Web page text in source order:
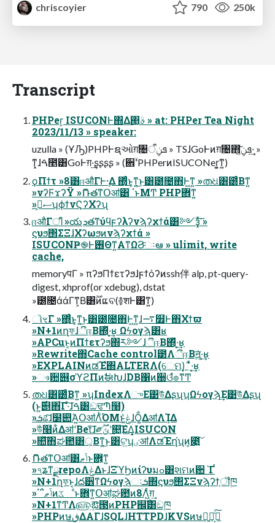
chriscoyier
790 250k
Transcript
PHPer͕ ISUCONͰ΍Δ΂͖ࣄ » at: PHPer Tea Night
2023/11/13 » speaker:
uzulla » (ҰԠ)PHPͰຊઓग़৔ܦݧऀ » TSɺGoͰͷग़৔΋ܦݧ͍ͯ͠·͢ »
ͳ͓ɺࠓ೥͸GoͰग़·͢ʂʂʂʂ » (਎ۙʹPHPerͷISUCONer͕͍ͳ͍)
ϙΠϯτ »8ׂ͸ஈऔΓͰܾ·Δ ΍ͬͨ͜ͱ͕ͳ͍͜ͱ͸౰೔΋Ͱ͖ͳ͍ »തଧ͸౰ͨΒͳ͍
»νʔϜϫʔΫ »ޮՌతͳՕॴ͸ ΄ͱΜͲ PHPؔ܎ͳ͍
»ސ٬͕ʮϕϯνϚʔΧʔʯ
ஈऔΓീׂ »యܕతͳύϥϝʔλʔνϡʔχϯά͸༻ҙ͓ͯ͘͠ »
ϛυϧ΢ΣΞɺΧʔωϧͷνϡʔχϯά »
ISUCONҎ֎Ͱ࢖Θͳ͍Α͏ͳΩϨͨઃఆ » ulimit, write
cache,
memoryपΓ » πʔϧΠϯετʔϧɺϝϯόʔͷssh伴 alp, pt-query-
digest, xhprof(or xdebug), dstat
»౰೔άάΓͳ͕Β͸࣌ؒͷແବ(࿅शͰ͸ͳ͍)
ૉৼΓ »΍ͬͨ͜ͱ͕ͳ͍͜ͱ͸౰೔΋Ͱ͖ͳ͍ɺ࠷௿Ͱ΋Χϯϖ
»N+1ͷղফɺීஈ͔Β΍ͬͯ·͔͢ʁ Ωϟογϡ͸ʁ
»APCuͱ͔ͷΠϯετʔϧ΍ར༻ɺීஈ͔Β΍ͬͯ·͔͢ʁ
»Rewrite΍Cache control౳Λීஈ͔Βॻ͍ͯ·͔͢ʁ
»EXPLAINͷಡΈํ΍ALTERΛ(େମ)͓΅͑ͯ·͔͢ʁ
»ෳ਺୆σϓϩΠͷࣗಈԽɺDB΁ͷ઀ଓํ๏ͳͲ
തଧ͸౰ͨΒͳ͍ »ʮIndexΛுΕ͹উͯΔʂʯʮΩϟογϡ͢Ε͹উͯΔʂʯ
(ͱ͍͏࣌୅΋͋Γ·ͨ͠ɺࠓ͸ඞਢՊ໨)
»ܭଌ͠ɺ໰୊ͬΆ͍ՕॴΛͪΌΜͱݟ͚ͭͯɺṌ͚ΔॴΛܾΊΔ
»উͪ໨ͷ͋ΔॴʹBet͠ɺ༗ݶ࣌ؒʹ௚͖͠ΕΔ͔͕ISUCON
»௚ͯ͠΋ಘ఺͸্͕Βͳ͍͜ͱ͸ଟ͍ʮٸॴΛಡΈղ͘ʯͷ͕೉͍͠
ޮՌతͳՕॴ͸ݴޠͱؔ܎͕ͳ͍
»৭ʑͳ࣮ྫrepoΛݟΔͱɺΞϓϦͷίʔυมߋ͸શମͷ਺ˋҐ
»N+1ղফͱ͔ɺద੾ͳΩϟογϡઃܭ΍ϛυϧ΢ΣΞνϡʔϯ͕ॏཁ
»΄΅ݴޠͷػೳͱؔ܎ͳ͍Օॴ͕ಘ఺ͷ8ׂΛ͖ͨͨग़͢
»N+1ͳͲΛ௵͢ఔ౓ͷPHP஌ࣝ͸ඞཁ
»PHPͷษڧ͢ΔΑΓɺSQLɺHTTPDɺKVSͷษڧͨ͠ํ͕ྑ͍